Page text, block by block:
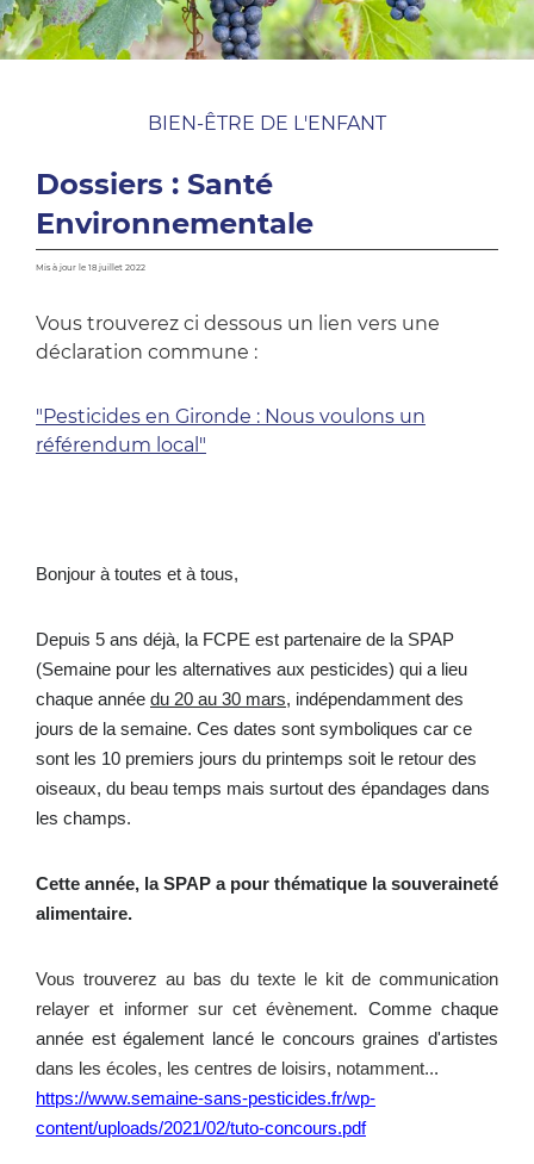
BIEN-ÊTRE DE L'ENFANT
Dossiers : Santé
Environnementale
Mis à jour le 18 juillet 2022
Vous trouverez ci dessous un lien vers une
déclaration commune :
"Pesticides en Gironde : Nous voulons un
référendum local"
Bonjour à toutes et à tous,
Depuis 5 ans déjà, la FCPE est partenaire de la SPAP
(Semaine pour les alternatives aux pesticides) qui a lieu
chaque année du 20 au 30 mars, indépendamment des
jours de la semaine. Ces dates sont symboliques car ce
sont les 10 premiers jours du printemps soit le retour des
oiseaux, du beau temps mais surtout des épandages dans
les champs.
Cette année, la SPAP a pour thématique la souveraineté
alimentaire.
Vous trouverez au bas du texte le kit de communication
relayer et informer sur cet évènement. Comme chaque
année est également lancé le concours graines d'artistes
dans les écoles, les centres de loisirs, notamment...
https://www.semaine-sans-pesticides.fr/wp-
content/uploads/2021/02/tuto-concours.pdf